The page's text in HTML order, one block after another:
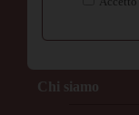
Chi siamo